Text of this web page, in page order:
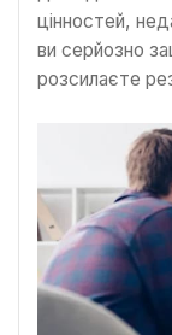
цінностей,
ви серйозно
розсилаєте